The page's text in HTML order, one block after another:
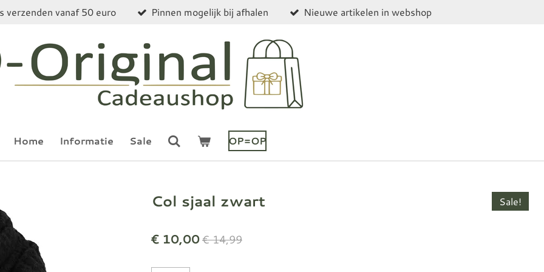
verzenden vanaf 50 euro Pinnen mogelijk bij afhalen Nieuwe artikelen in webshop
Home Informatie Sale OP=OP
Col sjaal zwart Sale!
€ 10,00€ 14,99